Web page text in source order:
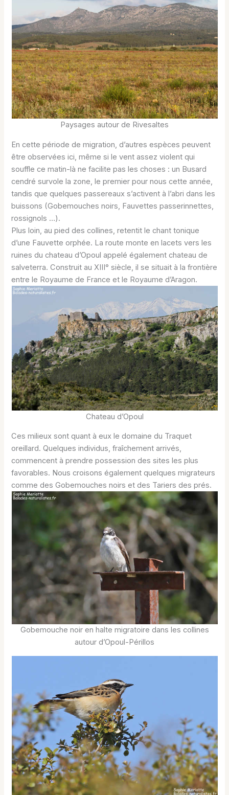
Paysages autour de Rivesaltes
En cette période de migration, d’autres espèces peuvent
être observées ici, même si le vent assez violent qui
souffle ce matin-là ne facilite pas les choses : un Busard
cendré survole la zone, le premier pour nous cette année,
tandis que quelques passereaux s’activent à l’abri dans les
buissons (Gobemouches noirs, Fauvettes passerinnettes,
rossignols …).
Plus loin, au pied des collines, retentit le chant tonique
d’une Fauvette orphée. La route monte en lacets vers les
ruines du chateau d’Opoul appelé également chateau de
salveterra. Construit au XIII° siècle, il se situait à la frontière
entre le Royaume de France et le Royaume d’Aragon.
Chateau d’Opoul
Ces milieux sont quant à eux le domaine du Traquet
oreillard. Quelques individus, fraîchement arrivés,
commencent à prendre possession des sites les plus
favorables. Nous croisons également quelques migrateurs
comme des Gobemouches noirs et des Tariers des prés.
Gobemouche noir en halte migratoire dans les collines
autour d’Opoul-Périllos